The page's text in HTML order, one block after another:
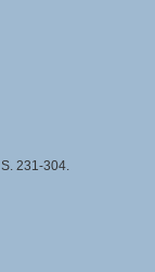
S. 231-304.